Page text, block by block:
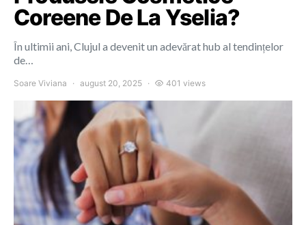
Coreene De La Yselia?
În ultimii ani, Clujul a devenit un adevărat hub al tendințelor
de…
Soare Viviana august 20, 2025 401 views